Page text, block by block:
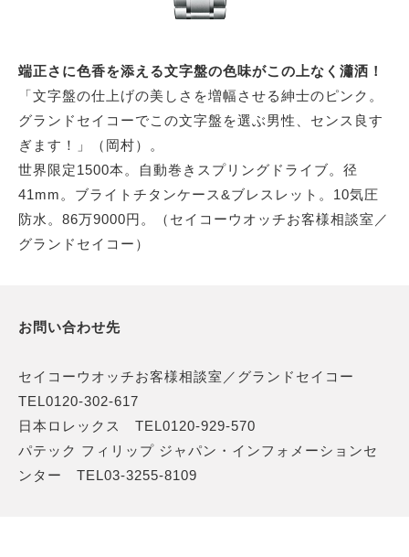
端正さに色香を添える文字盤の色味がこの上なく瀟洒！
「文字盤の仕上げの美しさを増幅させる紳士のピンク。
グランドセイコーでこの文字盤を選ぶ男性、センス良す
ぎます！」（岡村）。
世界限定1500本。自動巻きスプリングドライブ。径
41mm。ブライトチタンケース&ブレスレット。10気圧
防水。86万9000円。（セイコーウオッチお客様相談室／
グランドセイコー）
お問い合わせ先
セイコーウオッチお客様相談室／グランドセイコー
TEL0120-302-617
日本ロレックス TEL0120-929-570
パテック フィリップ ジャパン・インフォメーションセ
ンター TEL03-3255-8109